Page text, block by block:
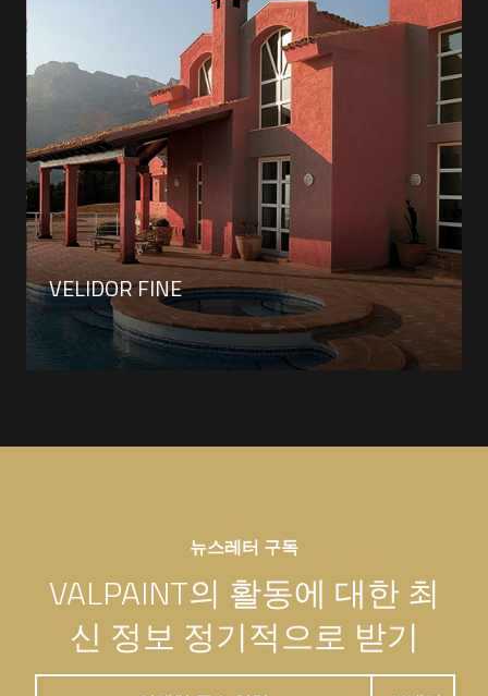
VELIDOR FINE
뉴스레터 구독
VALPAINT의 활동에 대한 최
신 정보 정기적으로 받기